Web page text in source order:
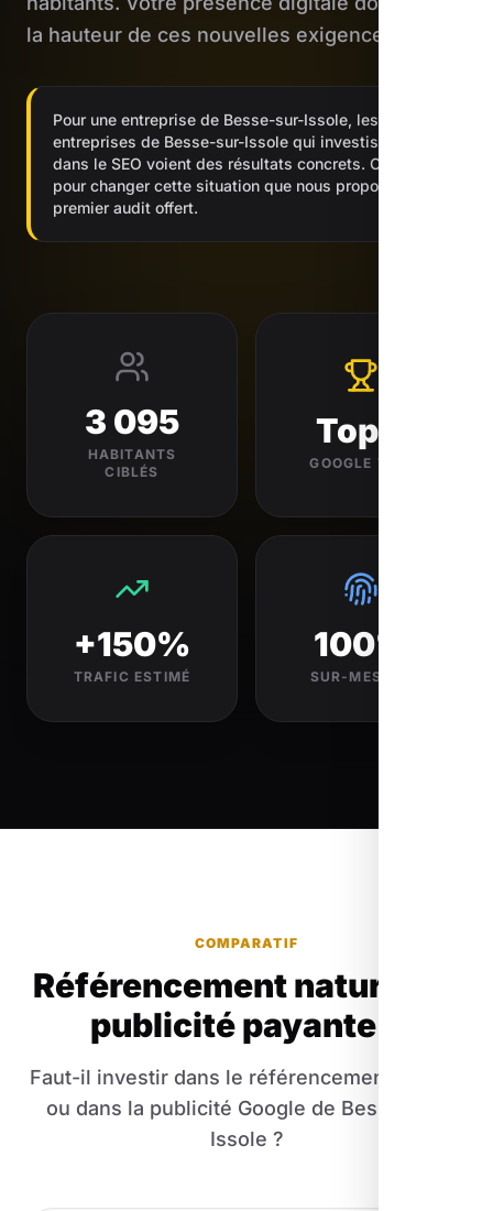
la hauteur de ces nouvelles exigences.
Pour une entreprise de Besse-sur-Issole, les
entreprises de Besse-sur-Issole qui investissent
dans le SEO voient des résultats concrets. C'est
pour changer cette situation que nous proposons un
premier audit offert.
3 095
HABITANTS
CIBLÉS
Top 3
GOOGLE VISÉ
+150%
TRAFIC ESTIMÉ
100%
SUR-MESURE
COMPARATIF
Référencement naturel ou
publicité payante ?
Faut-il investir dans le référencement naturel
ou dans la publicité Google de Besse-sur-
Issole ?